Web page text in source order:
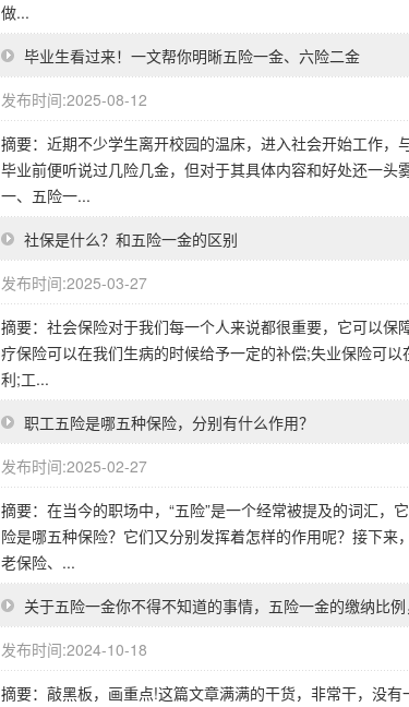
做...
毕业生看过来！一文帮你明晰五险一金、六险二金
发布时间:2025-08-12
摘要：近期不少学生离开校园的温床，进入社会开始工作，
毕业前便听说过几险几金，但对于其具体内容和好处还一头
一、五险一...
社保是什么？和五险一金的区别
发布时间:2025-03-27
摘要：社会保险对于我们每一个人来说都很重要，它可以
疗保险可以在我们生病的时候给予一定的补偿;失业保险可
利;工...
职工五险是哪五种保险，分别有什么作用？
发布时间:2025-02-27
摘要：在当今的职场中，“五险”是一个经常被提及的词汇
险是哪五种保险？它们又分别发挥着怎样的作用呢？接下
老保险、...
关于五险一金你不得不知道的事情，五险一金的缴纳比
发布时间:2024-10-18
摘要：敲黑板，画重点!这篇文章满满的干货，非常干，没